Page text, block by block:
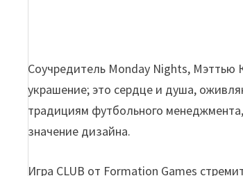
Соучредитель Monday Nights, Мэттью
украшение; это сердце и душа,
традициям футбольного
значение дизайна.
Игра CLUB от Formation Games